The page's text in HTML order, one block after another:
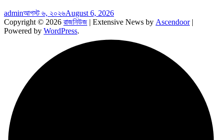
adminআগস্ট ৬, ২০২৬August 6, 2026
Copyright © 2026 রাজনিউজ | Extensive News by Ascendoor|
Powered by WordPress.